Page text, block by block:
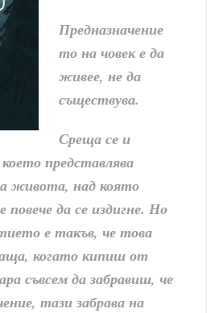
Предназначение
то на човек е да
живее, не да
съществува.
Среща се и
представлява
живота, над която
да се издигне. Но
е такъв, че това
когато кипиш от
съвсем да забравиш, че
тази забрава на